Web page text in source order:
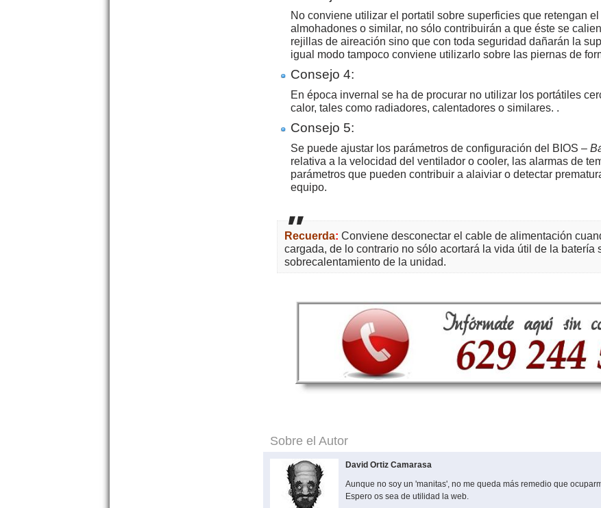
No conviene utilizar el portatil sobre superficies que retengan
almohadones o similar, no sólo contribuirán a que éste se
rejillas de aireación sino que con toda seguridad dañarán la
igual modo tampoco conviene utilizarlo sobre las piernas de
Consejo 4:
En época invernal se ha de procurar no utilizar los portátiles
calor, tales como radiadores, calentadores o similares. .
Consejo 5:
Se puede ajustar los parámetros de configuración del BIOS –
relativa a la velocidad del ventilador o cooler, las alarmas de
parámetros que pueden contribuir a alaiviar o detectar
equipo.
Recuerda: Conviene desconectar el cable de alimentación
cargada, de lo contrario no sólo acortará la vida útil de la batería
sobrecalentamiento de la unidad.
Sobre el Autor
David Ortiz Camarasa
Aunque no soy un 'manitas', no me queda más remedio que
Espero os sea de utilidad la web.